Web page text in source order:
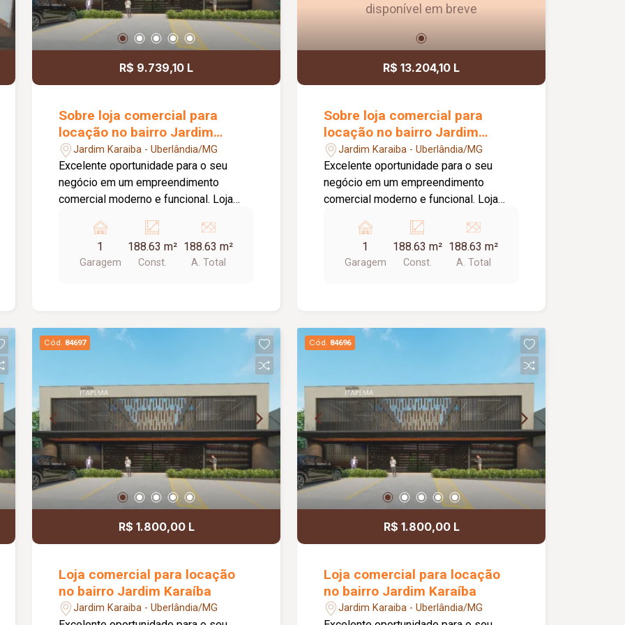
R$ 9.739,10 L
Sobre loja comercial para
locação no bairro Jardim
Karaíba
Jardim Karaiba - Uberlândia/MG
Excelente oportunidade para o seu
negócio em um empreendimento
comercial moderno e funcional. Loja
para diversos segmentos que buscam
um espaço prático, bem estruturado e
pronto para receber clientes. O
copa/cozinha de apoio, pequeno
depósito e medição individual de
energia elétrica e água, proporcionando
mais comodidade e autonomia para as
operações do dia a dia. Conta ainda
com estacionamento rotativo para
aproximadamente 05 veículos e 05
motocicletas, área ajardinada e uma
excelente vista, criando um ambiente
agradável para clientes e
colaboradores. Um espaço estratégico,
impulsionar o crescimento do seu
1
Garagem
188.63 m²
Const.
188.63 m²
A. Total
disponível em breve
R$ 13.204,10 L
Sobre loja comercial para
locação no bairro Jardim
Karaíba
Jardim Karaiba - Uberlândia/MG
Excelente oportunidade para o seu
negócio em um empreendimento
comercial moderno e funcional. Loja
para diversos segmentos que buscam
um espaço prático, bem estruturado e
pronto para receber clientes. O
copa/cozinha de apoio, pequeno
depósito e medição individual de
energia elétrica e água, proporcionando
mais comodidade e autonomia para as
operações do dia a dia. Conta ainda
com estacionamento rotativo para
aproximadamente 05 veículos e 05
motocicletas, área ajardinada e uma
excelente vista, criando um ambiente
agradável para clientes e
colaboradores. Um espaço estratégico,
impulsionar o crescimento do seu
1
Garagem
188.63 m²
Const.
188.63 m²
A. Total
Cód. 84697
R$ 1.800,00 L
Loja comercial para locação
no bairro Jardim Karaíba
Jardim Karaiba - Uberlândia/MG
Cód. 84696
R$ 1.800,00 L
Loja comercial para locação
no bairro Jardim Karaíba
Jardim Karaiba - Uberlândia/MG